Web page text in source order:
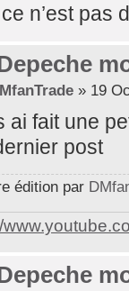
n’est pas
» 19
ai fait une
post
édition par